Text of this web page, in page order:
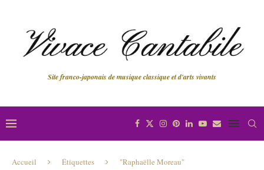
Site franco-japonais de musique classique et d'arts vivants
Accueil Étiquettes "Raphaëlle Moreau"